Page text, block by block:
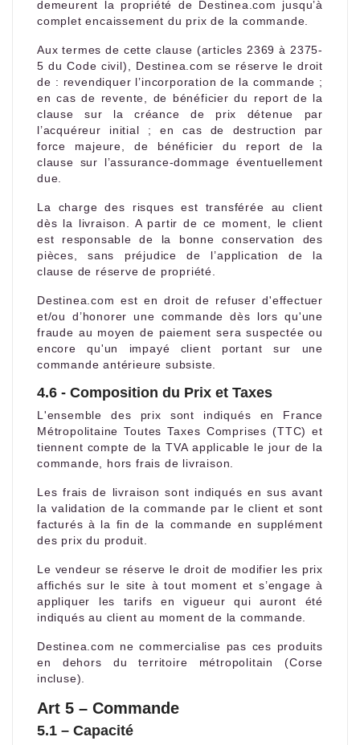
demeurent la propriété de Destinea.com jusqu’à
complet encaissement du prix de la commande.
Aux termes de cette clause (articles 2369 à 2375-
5 du Code civil), Destinea.com se réserve le droit
de : revendiquer l’incorporation de la commande ;
en cas de revente, de bénéficier du report de la
clause sur la créance de prix détenue par
l’acquéreur initial ; en cas de destruction par
force majeure, de bénéficier du report de la
clause sur l’assurance-dommage éventuellement
due.
La charge des risques est transférée au client
dès la livraison. A partir de ce moment, le client
est responsable de la bonne conservation des
pièces, sans préjudice de l’application de la
clause de réserve de propriété.
Destinea.com est en droit de refuser d'effectuer
et/ou d’honorer une commande dès lors qu'une
fraude au moyen de paiement sera suspectée ou
encore qu'un impayé client portant sur une
commande antérieure subsiste.
4.6 - Composition du Prix et Taxes
L'ensemble des prix sont indiqués en France
Métropolitaine Toutes Taxes Comprises (TTC) et
tiennent compte de la TVA applicable le jour de la
commande, hors frais de livraison.
Les frais de livraison sont indiqués en sus avant
la validation de la commande par le client et sont
facturés à la fin de la commande en supplément
des prix du produit.
Le vendeur se réserve le droit de modifier les prix
affichés sur le site à tout moment et s’engage à
appliquer les tarifs en vigueur qui auront été
indiqués au client au moment de la commande.
Destinea.com ne commercialise pas ces produits
en dehors du territoire métropolitain (Corse
incluse).
Art 5 – Commande
5.1 – Capacité